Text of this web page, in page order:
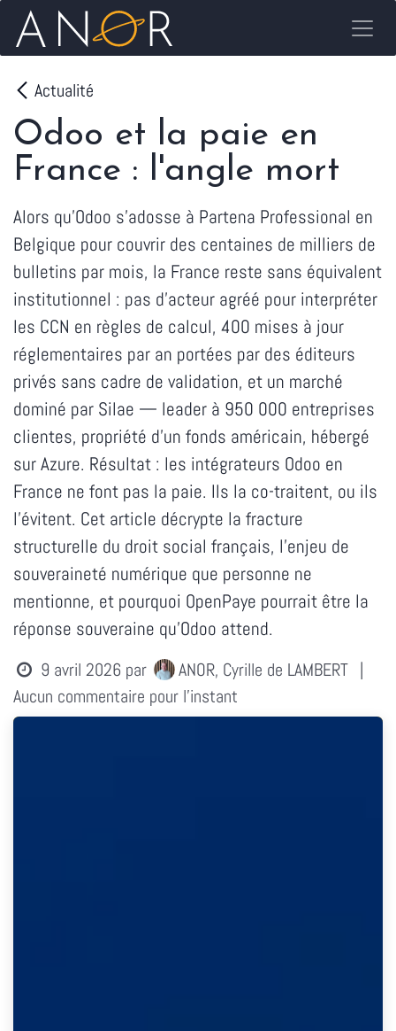
Se rendre au contenu
Actualité
Odoo et la paie en
France : l'angle mort
Alors qu'Odoo s'adosse à Partena Professional en
Belgique pour couvrir des centaines de milliers de
bulletins par mois, la France reste sans équivalent
institutionnel : pas d'acteur agréé pour interpréter
les CCN en règles de calcul, 400 mises à jour
réglementaires par an portées par des éditeurs
privés sans cadre de validation, et un marché
dominé par Silae — leader à 950 000 entreprises
clientes, propriété d'un fonds américain, hébergé
sur Azure. Résultat : les intégrateurs Odoo en
France ne font pas la paie. Ils la co-traitent, ou ils
l'évitent. Cet article décrypte la fracture
structurelle du droit social français, l'enjeu de
souveraineté numérique que personne ne
mentionne, et pourquoi OpenPaye pourrait être la
réponse souveraine qu'Odoo attend.
9 avril 2026 par ANOR, Cyrille de LAMBERT |
Aucun commentaire pour l'instant